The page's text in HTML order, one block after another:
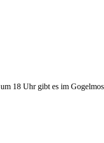
um 18 Uhr gibt es im